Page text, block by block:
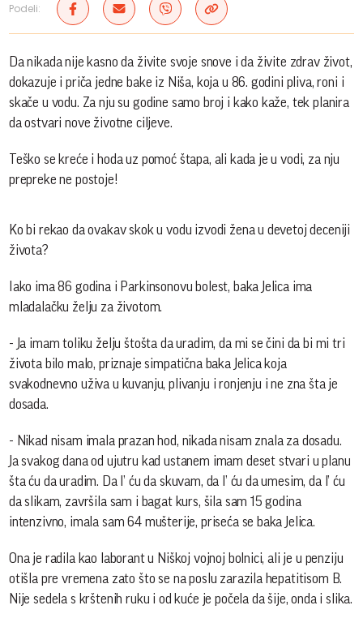
Podeli:
Da nikada nije kasno da živite svoje snove i da živite zdrav život,
dokazuje i priča jedne bake iz Niša, koja u 86. godini pliva, roni i
skače u vodu. Za nju su godine samo broj i kako kaže, tek planira
da ostvari nove životne ciljeve.
Teško se kreće i hoda uz pomoć štapa, ali kada je u vodi, za nju
prepreke ne postoje!
Ko bi rekao da ovakav skok u vodu izvodi žena u devetoj deceniji
života?
Iako ima 86 godina i Parkinsonovu bolest, baka Jelica ima
mladalačku želju za životom.
- Ja imam toliku želju štošta da uradim, da mi se čini da bi mi tri
života bilo malo, priznaje simpatična baka Jelica koja
svakodnevno uživa u kuvanju, plivanju i ronjenju i ne zna šta je
dosada.
- Nikad nisam imala prazan hod, nikada nisam znala za dosadu.
Ja svakog dana od ujutru kad ustanem imam deset stvari u planu
šta ću da uradim. Da l’ ću da skuvam, da l’ ću da umesim, da l’ ću
da slikam, završila sam i bagat kurs, šila sam 15 godina
intenzivno, imala sam 64 mušterije, priseća se baka Jelica.
Ona je radila kao laborant u Niškoj vojnoj bolnici, ali je u penziju
otišla pre vremena zato što se na poslu zarazila hepatitisom B.
Nije sedela s krštenih ruku i od kuće je počela da šije, onda i slika.